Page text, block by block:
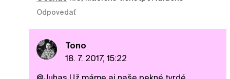
Odpovedať
Tono
18. 7. 2017, 15:22